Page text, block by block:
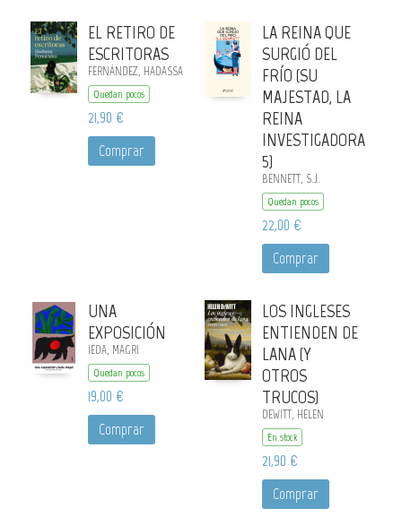
EL RETIRO DE
ESCRITORAS
FERNÁNDEZ, HADASSA
Quedan pocos
21,90 €
Comprar
LA REINA QUE
SURGIÓ DEL
FRÍO (SU
MAJESTAD, LA
REINA
INVESTIGADORA
5)
BENNETT, S.J.
Quedan pocos
22,00 €
Comprar
UNA
EXPOSICIÓN
IEDA, MAGRI
Quedan pocos
19,00 €
Comprar
LOS INGLESES
ENTIENDEN DE
LANA (Y
OTROS
TRUCOS)
DEWITT, HELEN
En stock
21,90 €
Comprar